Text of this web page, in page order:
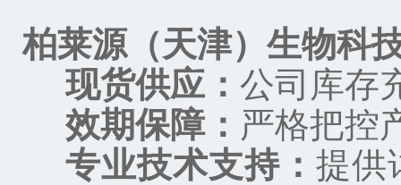
柏莱源（天津）生物科
现货供应： 公司库存
效期保障： 严格把控
专业技术支持：提供